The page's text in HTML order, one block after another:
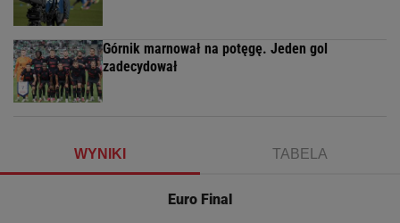
Górnik marnował na potęgę. Jeden gol
zadecydował
WYNIKI TABELA
Euro Final